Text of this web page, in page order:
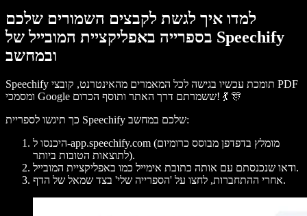
למדו איך לגשת לקבצים השמורים שלכם
בספרייה באפליקציית המובייל של Speechify
ובמחשב
Speechify תומכת עכשיו בגישה לכל המאמרים מהאינטרנט, קובצי PDF
ומסמכי Google ששמרתם דרך האתר ותוסף הכרום! 💃 🎊
כך תיגשו לספריית Speechify שלכם במחשב:
היכנסו ל-app.speechify.com (מומלץ בדפדפן מבוסס כרומיום
לתוצאות הטובות ביותר).
ודאו שנכנסתם עם אותה כתובת אימייל כמו באפליקציית המובייל.
אחרי ההתחברות, לחצו על 'הספרייה שלי ' בצד שמאל של הדף.